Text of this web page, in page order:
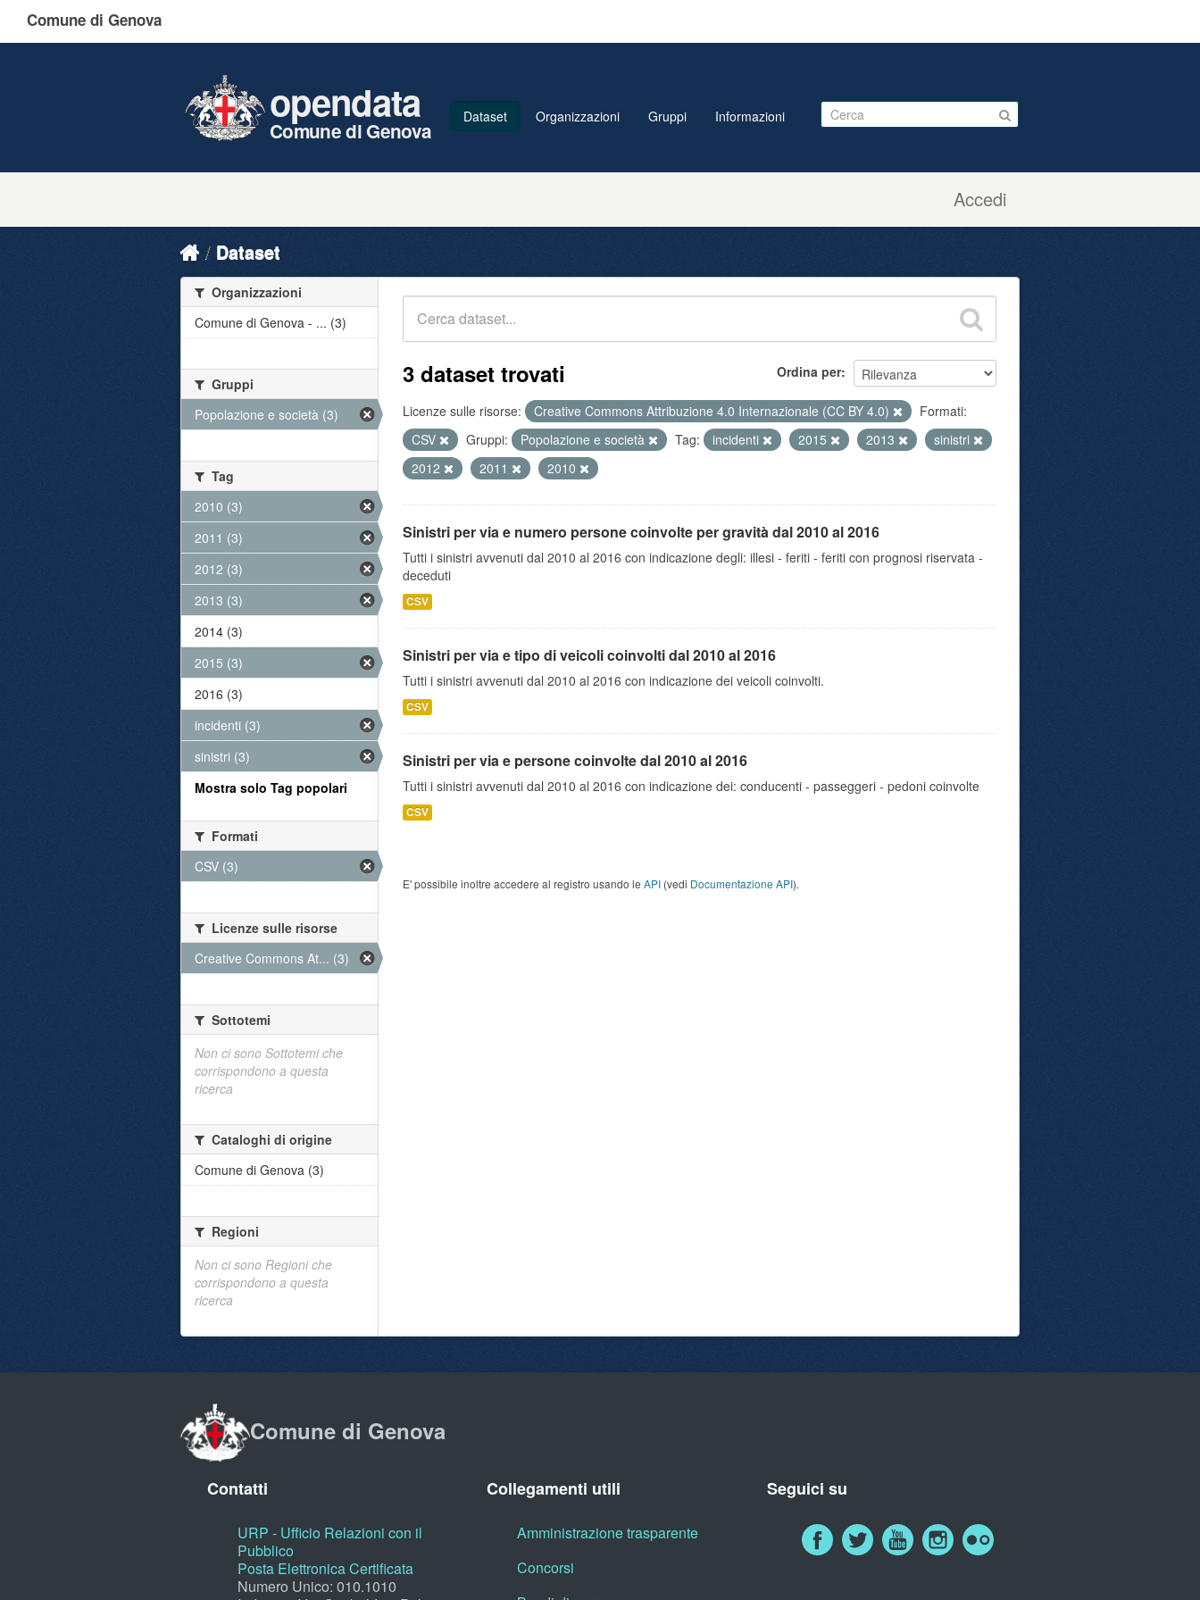
Comune di Genova
Accedi
opendata
Comune di Genova
Dataset Organizzazioni Gruppi Informazioni
Dataset
Ordina per
3 dataset trovati
Licenze sulle risorse: Creative Commons Attribuzione 4.0 Internazionale (CC BY 4.0)
Formati:
CSV
Gruppi: Popolazione e società Tag: incidenti 2015 2013
sinistri
2012
2011 2010
Sinistri per via e numero persone coinvolte per gravità dal 2010 al 2016
Tutti i sinistri avvenuti dal 2010 al 2016 con indicazione degli: illesi - feriti - feriti con prognosi riservata -
deceduti
CSV
Sinistri per via e tipo di veicoli coinvolti dal 2010 al 2016
Tutti i sinistri avvenuti dal 2010 al 2016 con indicazione dei veicoli coinvolti.
CSV
Sinistri per via e persone coinvolte dal 2010 al 2016
Tutti i sinistri avvenuti dal 2010 al 2016 con indicazione dei: conducenti - passeggeri - pedoni coinvolte
CSV
E' possibile inoltre accedere al registro usando le API (vedi Documentazione API).
Organizzazioni
Comune di Genova - ... (3)
Gruppi
Popolazione e società (3)
Tag
2010 (3)
2011 (3)
2012 (3)
2013 (3)
2014 (3)
2015 (3)
2016 (3)
incidenti (3)
sinistri (3)
Mostra solo Tag popolari
Formati
CSV (3)
Licenze sulle risorse
Creative Commons At... (3)
Sottotemi
Non ci sono Sottotemi che
corrispondono a questa
ricerca
Cataloghi di origine
Comune di Genova (3)
Regioni
Non ci sono Regioni che
corrispondono a questa
ricerca
Comune di Genova
Contatti
URP - Ufficio Relazioni con il
Pubblico
Posta Elettronica Certificata
Numero Unico: 010.1010
Collegamenti utili
Amministrazione trasparente
Concorsi
Seguici su